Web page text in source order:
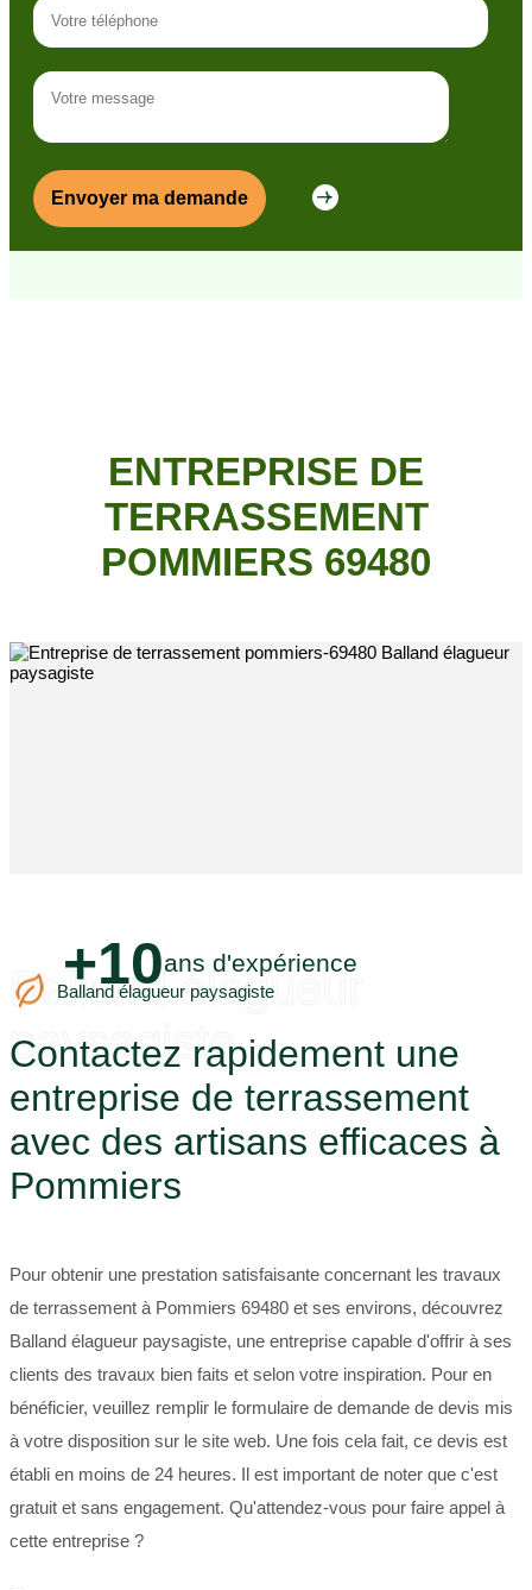
ENTREPRISE DE
TERRASSEMENT
POMMIERS 69480
+10ans d'expérience
Balland élagueur paysagiste
Balland élagueur
paysagiste
Contactez rapidement une
entreprise de terrassement
avec des artisans efficaces à
Pommiers
Pour obtenir une prestation satisfaisante concernant les travaux
de terrassement à Pommiers 69480 et ses environs, découvrez
Balland élagueur paysagiste, une entreprise capable d'offrir à ses
clients des travaux bien faits et selon votre inspiration. Pour en
bénéficier, veuillez remplir le formulaire de demande de devis mis
à votre disposition sur le site web. Une fois cela fait, ce devis est
établi en moins de 24 heures. Il est important de noter que c'est
gratuit et sans engagement. Qu'attendez-vous pour faire appel à
cette entreprise ?